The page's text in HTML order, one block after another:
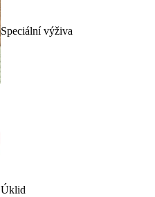
Speciální výživa
Úklid